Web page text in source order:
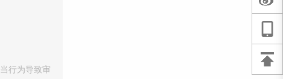
行为导致审